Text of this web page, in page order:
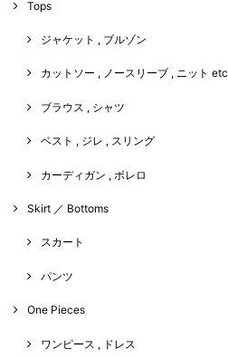
Tops
ジャケット , ブルゾン
カットソー , ノースリーブ , ニット etc
ブラウス , シャツ
ベスト , ジレ , スリング
カーディガン , ボレロ
Skirt ／ Bottoms
スカート
パンツ
One Pieces
ワンピース , ドレス